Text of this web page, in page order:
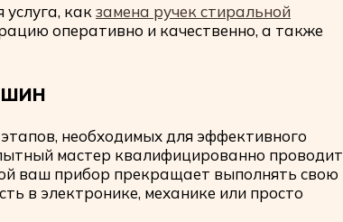
услуга, какзамена ручек стиральной
оперативно и качественно, а также
необходимых для эффективного
мастер квалифицированно проводит
ваш прибор прекращает выполнять свою
в электронике, механике или просто